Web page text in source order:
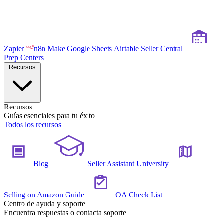
Zapier n8n Make Google Sheets Airtable Seller Central
Prep Centers
Recursos
Guías esenciales para tu éxito
Todos los recursos
Blog Seller Assistant University
Selling on Amazon Guide
OA Check List
Centro de ayuda y soporte
Encuentra respuestas o contacta soporte